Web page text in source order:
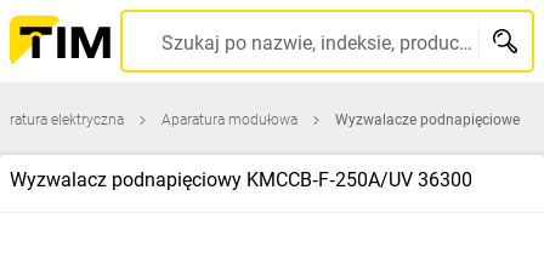
Szukaj po nazwie, indeksie, producencie, kodzie kreskowym...
elektryczna Aparatura modułowa Wyzwalacze podnapięciowe
Wyzwalacz podnapięciowy KMCCB‑F‑250A/UV 36300